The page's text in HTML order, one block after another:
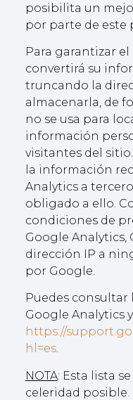
posibilita un
por parte de este
Para garantizar
convertirá su
truncando la
almacenarla, de
no se usa para
información
visitantes del
la información
Analytics a
obligado a ello.
condiciones de
Google Analytics,
dirección IP a
por Google.
Puedes consultar
Google Analytics
https://
hl=es.
NOTA: Esta lista
celeridad